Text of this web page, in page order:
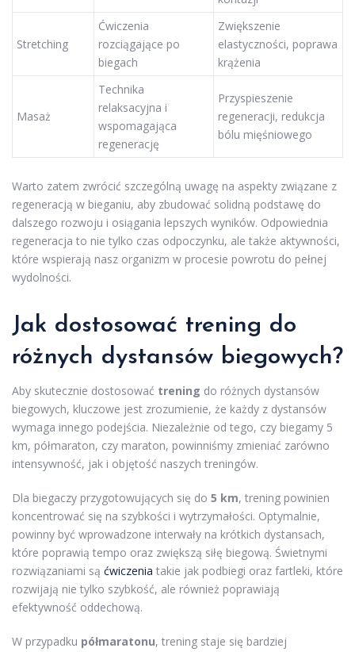
Stretching
Ćwiczenia
rozciągające po
biegach
Zwiększenie
elastyczności, poprawa
krążenia
Masaż
Technika
relaksacyjna i
wspomagająca
regenerację
Przyspieszenie
regeneracji, redukcja
bólu mięśniowego
Warto zatem zwrócić szczególną uwagę na aspekty związane z
regeneracją w bieganiu, aby zbudować solidną podstawę do
dalszego rozwoju i osiągania lepszych wyników. Odpowiednia
regeneracja to nie tylko czas odpoczynku, ale także aktywności,
które wspierają nasz organizm w procesie powrotu do pełnej
wydolności.
Jak dostosować trening do
różnych dystansów biegowych?
Aby skutecznie dostosować trening do różnych dystansów
biegowych, kluczowe jest zrozumienie, że każdy z dystansów
wymaga innego podejścia. Niezależnie od tego, czy biegamy 5
km, półmaraton, czy maraton, powinniśmy zmieniać zarówno
intensywność, jak i objętość naszych treningów.
Dla biegaczy przygotowujących się do 5 km, trening powinien
koncentrować się na szybkości i wytrzymałości. Optymalnie,
powinny być wprowadzone interwały na krótkich dystansach,
które poprawią tempo oraz zwiększą siłę biegową. Świetnymi
rozwiązaniami są ćwiczenia takie jak podbiegi oraz fartleki, które
rozwijają nie tylko szybkość, ale również poprawiają
efektywność oddechową.
W przypadku półmaratonu, trening staje się bardziej